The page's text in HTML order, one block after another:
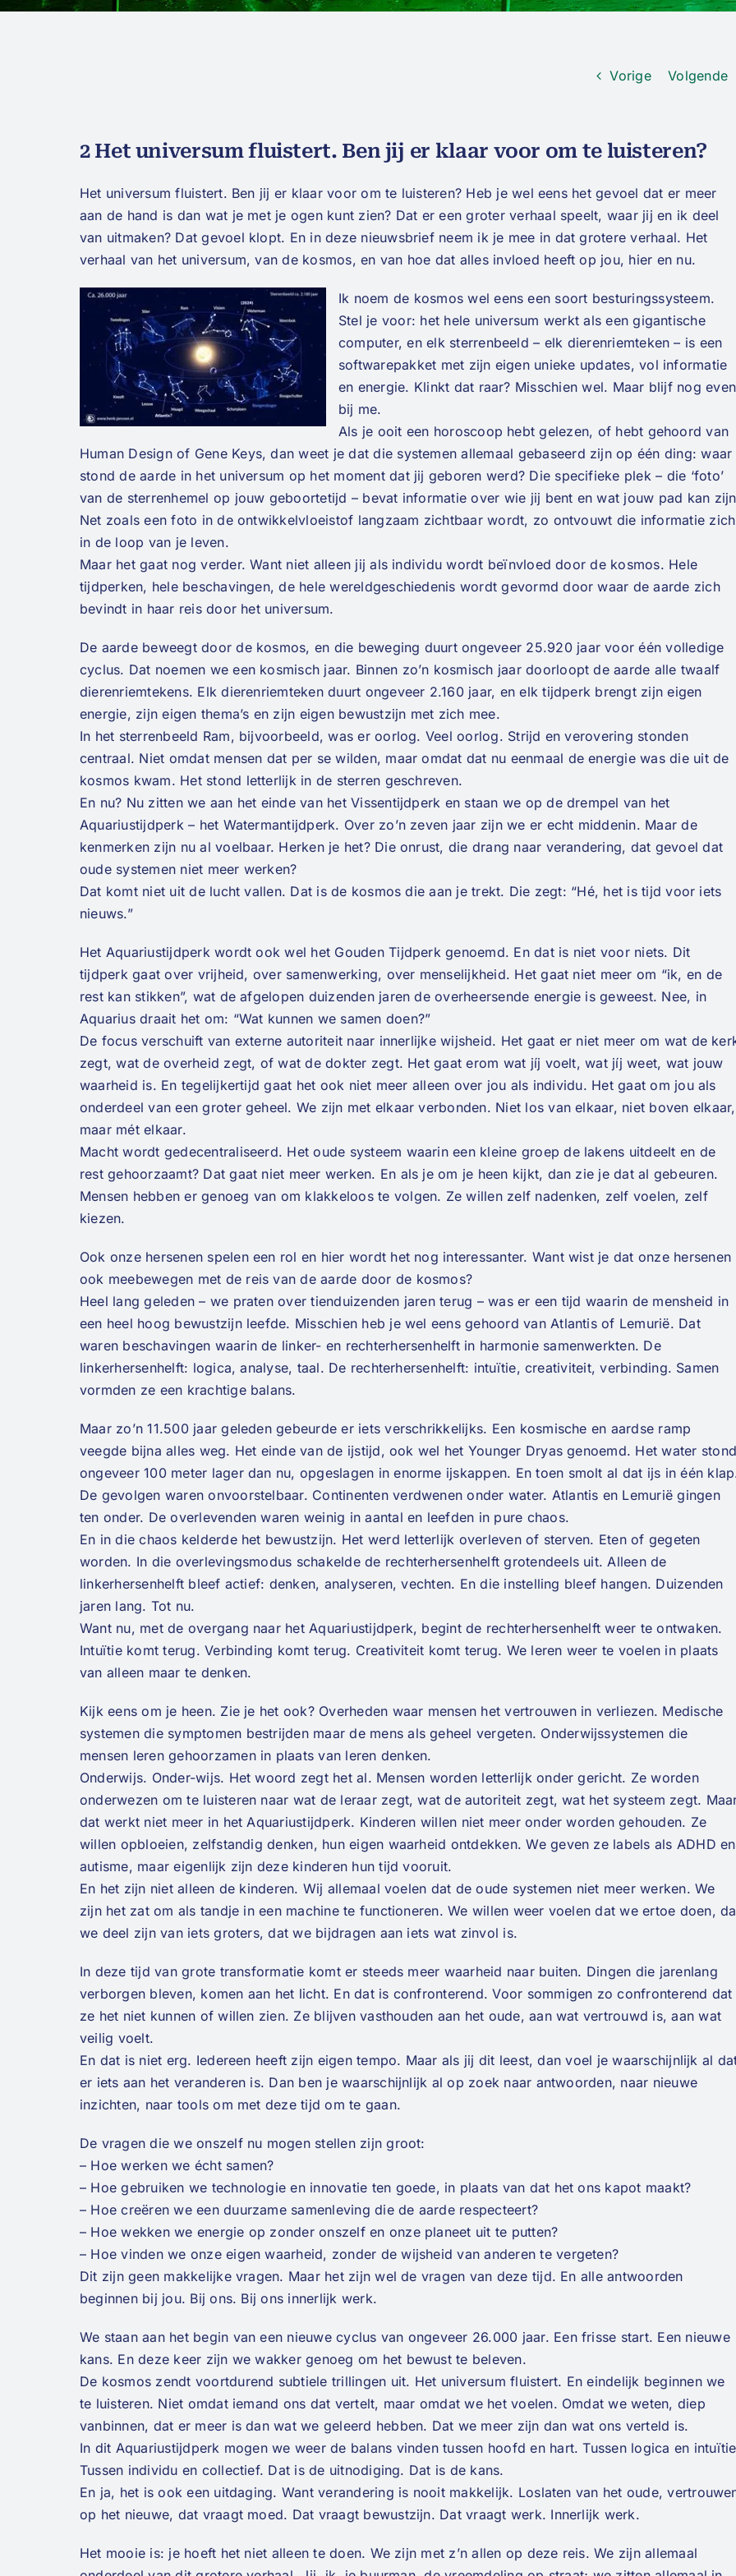
Vorige Volgende
2 Het universum fluistert. Ben jij er klaar voor om te luisteren?
Het universum fluistert. Ben jij er klaar voor om te luisteren? Heb je wel eens het gevoel dat er meer
aan de hand is dan wat je met je ogen kunt zien? Dat er een groter verhaal speelt, waar jij en ik deel
van uitmaken? Dat gevoel klopt. En in deze nieuwsbrief neem ik je mee in dat grotere verhaal. Het
verhaal van het universum, van de kosmos, en van hoe dat alles invloed heeft op jou, hier en nu.
Ik noem de kosmos wel eens een soort besturingssysteem.
Stel je voor: het hele universum werkt als een gigantische
computer, en elk sterrenbeeld – elk dierenriemteken – is een
softwarepakket met zijn eigen unieke updates, vol informatie
en energie. Klinkt dat raar? Misschien wel. Maar blijf nog even
bij me.
Als je ooit een horoscoop hebt gelezen, of hebt gehoord van
Human Design of Gene Keys, dan weet je dat die systemen allemaal gebaseerd zijn op één ding: waar
stond de aarde in het universum op het moment dat jij geboren werd? Die specifieke plek – die ‘foto’
van de sterrenhemel op jouw geboortetijd – bevat informatie over wie jij bent en wat jouw pad kan
Net zoals een foto in de ontwikkelvloeistof langzaam zichtbaar wordt, zo ontvouwt die informatie zich
in de loop van je leven.
Maar het gaat nog verder. Want niet alleen jij als individu wordt beïnvloed door de kosmos. Hele
tijdperken, hele beschavingen, de hele wereldgeschiedenis wordt gevormd door waar de aarde zich
bevindt in haar reis door het universum.
De aarde beweegt door de kosmos, en die beweging duurt ongeveer 25.920 jaar voor één volledige
cyclus. Dat noemen we een kosmisch jaar. Binnen zo’n kosmisch jaar doorloopt de aarde alle twaalf
dierenriemtekens. Elk dierenriemteken duurt ongeveer 2.160 jaar, en elk tijdperk brengt zijn eigen
energie, zijn eigen thema’s en zijn eigen bewustzijn met zich mee.
In het sterrenbeeld Ram, bijvoorbeeld, was er oorlog. Veel oorlog. Strijd en verovering stonden
centraal. Niet omdat mensen dat per se wilden, maar omdat dat nu eenmaal de energie was die uit de
kosmos kwam. Het stond letterlijk in de sterren geschreven.
En nu? Nu zitten we aan het einde van het Vissentijdperk en staan we op de drempel van het
Aquariustijdperk – het Watermantijdperk. Over zo’n zeven jaar zijn we er echt middenin. Maar de
kenmerken zijn nu al voelbaar. Herken je het? Die onrust, die drang naar verandering, dat gevoel dat
oude systemen niet meer werken?
Dat komt niet uit de lucht vallen. Dat is de kosmos die aan je trekt. Die zegt: “Hé, het is tijd voor iets
nieuws.”
Het Aquariustijdperk wordt ook wel het Gouden Tijdperk genoemd. En dat is niet voor niets. Dit
tijdperk gaat over vrijheid, over samenwerking, over menselijkheid. Het gaat niet meer om “ik, en de
rest kan stikken”, wat de afgelopen duizenden jaren de overheersende energie is geweest. Nee, in
Aquarius draait het om: “Wat kunnen we samen doen?”
De focus verschuift van externe autoriteit naar innerlijke wijsheid. Het gaat er niet meer om wat de
zegt, wat de overheid zegt, of wat de dokter zegt. Het gaat erom wat jíj voelt, wat jíj weet, wat jouw
waarheid is. En tegelijkertijd gaat het ook niet meer alleen over jou als individu. Het gaat om jou als
onderdeel van een groter geheel. We zijn met elkaar verbonden. Niet los van elkaar, niet boven elkaar,
maar mét elkaar.
Macht wordt gedecentraliseerd. Het oude systeem waarin een kleine groep de lakens uitdeelt en de
rest gehoorzaamt? Dat gaat niet meer werken. En als je om je heen kijkt, dan zie je dat al gebeuren.
Mensen hebben er genoeg van om klakkeloos te volgen. Ze willen zelf nadenken, zelf voelen, zelf
kiezen.
Ook onze hersenen spelen een rol en hier wordt het nog interessanter. Want wist je dat onze hersenen
ook meebewegen met de reis van de aarde door de kosmos?
Heel lang geleden – we praten over tienduizenden jaren terug – was er een tijd waarin de mensheid in
een heel hoog bewustzijn leefde. Misschien heb je wel eens gehoord van Atlantis of Lemurië. Dat
waren beschavingen waarin de linker- en rechterhersenhelft in harmonie samenwerkten. De
linkerhersenhelft: logica, analyse, taal. De rechterhersenhelft: intuïtie, creativiteit, verbinding. Samen
vormden ze een krachtige balans.
Maar zo’n 11.500 jaar geleden gebeurde er iets verschrikkelijks. Een kosmische en aardse ramp
veegde bijna alles weg. Het einde van de ijstijd, ook wel het Younger Dryas genoemd. Het water stond
ongeveer 100 meter lager dan nu, opgeslagen in enorme ijskappen. En toen smolt al dat ijs in één
De gevolgen waren onvoorstelbaar. Continenten verdwenen onder water. Atlantis en Lemurië gingen
ten onder. De overlevenden waren weinig in aantal en leefden in pure chaos.
En in die chaos kelderde het bewustzijn. Het werd letterlijk overleven of sterven. Eten of gegeten
worden. In die overlevingsmodus schakelde de rechterhersenhelft grotendeels uit. Alleen de
linkerhersenhelft bleef actief: denken, analyseren, vechten. En die instelling bleef hangen. Duizenden
jaren lang. Tot nu.
Want nu, met de overgang naar het Aquariustijdperk, begint de rechterhersenhelft weer te ontwaken.
Intuïtie komt terug. Verbinding komt terug. Creativiteit komt terug. We leren weer te voelen in plaats
van alleen maar te denken.
Kijk eens om je heen. Zie je het ook? Overheden waar mensen het vertrouwen in verliezen. Medische
systemen die symptomen bestrijden maar de mens als geheel vergeten. Onderwijssystemen die
mensen leren gehoorzamen in plaats van leren denken.
Onderwijs. Onder-wijs. Het woord zegt het al. Mensen worden letterlijk onder gericht. Ze worden
onderwezen om te luisteren naar wat de leraar zegt, wat de autoriteit zegt, wat het systeem zegt.
dat werkt niet meer in het Aquariustijdperk. Kinderen willen niet meer onder worden gehouden. Ze
willen opbloeien, zelfstandig denken, hun eigen waarheid ontdekken. We geven ze labels als ADHD en
autisme, maar eigenlijk zijn deze kinderen hun tijd vooruit.
En het zijn niet alleen de kinderen. Wij allemaal voelen dat de oude systemen niet meer werken. We
zijn het zat om als tandje in een machine te functioneren. We willen weer voelen dat we ertoe doen,
we deel zijn van iets groters, dat we bijdragen aan iets wat zinvol is.
In deze tijd van grote transformatie komt er steeds meer waarheid naar buiten. Dingen die jarenlang
verborgen bleven, komen aan het licht. En dat is confronterend. Voor sommigen zo confronterend dat
ze het niet kunnen of willen zien. Ze blijven vasthouden aan het oude, aan wat vertrouwd is, aan wat
veilig voelt.
En dat is niet erg. Iedereen heeft zijn eigen tempo. Maar als jij dit leest, dan voel je waarschijnlijk al
er iets aan het veranderen is. Dan ben je waarschijnlijk al op zoek naar antwoorden, naar nieuwe
inzichten, naar tools om met deze tijd om te gaan.
De vragen die we onszelf nu mogen stellen zijn groot:
– Hoe werken we écht samen?
– Hoe gebruiken we technologie en innovatie ten goede, in plaats van dat het ons kapot maakt?
– Hoe creëren we een duurzame samenleving die de aarde respecteert?
– Hoe wekken we energie op zonder onszelf en onze planeet uit te putten?
– Hoe vinden we onze eigen waarheid, zonder de wijsheid van anderen te vergeten?
Dit zijn geen makkelijke vragen. Maar het zijn wel de vragen van deze tijd. En alle antwoorden
beginnen bij jou. Bij ons. Bij ons innerlijk werk.
We staan aan het begin van een nieuwe cyclus van ongeveer 26.000 jaar. Een frisse start. Een nieuwe
kans. En deze keer zijn we wakker genoeg om het bewust te beleven.
De kosmos zendt voortdurend subtiele trillingen uit. Het universum fluistert. En eindelijk beginnen we
te luisteren. Niet omdat iemand ons dat vertelt, maar omdat we het voelen. Omdat we weten, diep
vanbinnen, dat er meer is dan wat we geleerd hebben. Dat we meer zijn dan wat ons verteld is.
In dit Aquariustijdperk mogen we weer de balans vinden tussen hoofd en hart. Tussen logica en
Tussen individu en collectief. Dat is de uitnodiging. Dat is de kans.
En ja, het is ook een uitdaging. Want verandering is nooit makkelijk. Loslaten van het oude,
op het nieuwe, dat vraagt moed. Dat vraagt bewustzijn. Dat vraagt werk. Innerlijk werk.
Het mooie is: je hoeft het niet alleen te doen. We zijn met z’n allen op deze reis. We zijn allemaal